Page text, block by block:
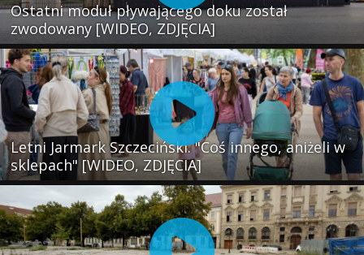
Ostatni moduł pływającego doku został
zwodowany [WIDEO, ZDJĘCIA]
Letni Jarmark Szczeciński. "Coś innego, aniżeli w
sklepach" [WIDEO, ZDJĘCIA]